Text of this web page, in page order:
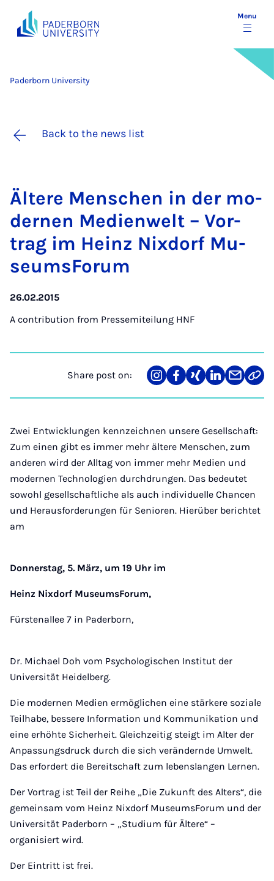
Menu
Paderborn University
Back to the news list
Ältere Menschen in der mo­
d­ernen Medi­en­welt – Vor­
trag im Heinz Nix­dorf Mu­
seums­For­um
26.02.2015
A contribution from Pressemiteilung HNF
Share post on:
Share
on
Teilen
auf
Teilen
auf
Teilen
auf
Teilen
über
Mail
Link
Zwei Entwicklungen kennzeichnen unsere Gesellschaft:
Zum einen gibt es immer mehr ältere Menschen, zum
anderen wird der Alltag von immer mehr Medien und
modernen Technologien durchdrungen. Das bedeutet
sowohl gesellschaftliche als auch individuelle Chancen
und Herausforderungen für Senioren. Hierüber berichtet
am
Donnerstag, 5. März, um 19 Uhr im
Heinz Nixdorf MuseumsForum,
Fürstenallee 7 in Paderborn,
Dr. Michael Doh vom Psychologischen Institut der
Universität Heidelberg.
Die modernen Medien ermöglichen eine stärkere soziale
Teilhabe, bessere Information und Kommunikation und
eine erhöhte Sicherheit. Gleichzeitig steigt im Alter der
Anpassungsdruck durch die sich verändernde Umwelt.
Das erfordert die Bereitschaft zum lebenslangen Lernen.
Der Vortrag ist Teil der Reihe „Die Zukunft des Alters“, die
gemeinsam vom Heinz Nixdorf MuseumsForum und der
Universität Paderborn – „Studium für Ältere“ –
organisiert wird.
Der Eintritt ist frei.